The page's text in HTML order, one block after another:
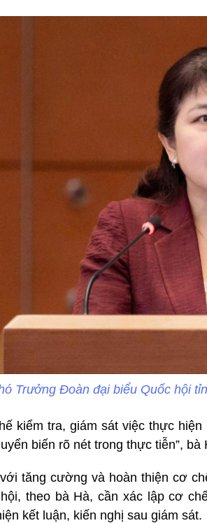
Trưởng Đoàn đại biểu Quốc hội
kiểm tra, giám sát việc thực
biến rõ nét trong thực tiễn”, bà
tăng cường và hoàn thiện cơ
theo bà Hà, cần xác lập cơ
kết luận, kiến nghị sau giám sát.